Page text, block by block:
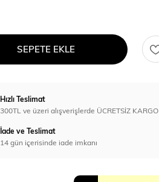
SEPETE EKLE
Hızlı Teslimat
300TL ve üzeri alışverişlerde ÜCRETSİZ KARGO
İade ve Teslimat
14 gün içerisinde iade imkanı